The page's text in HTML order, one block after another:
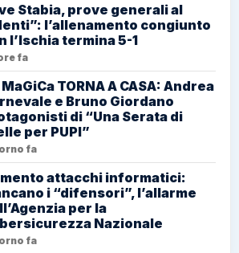
Stabia, prove generali al
l’allenamento congiunto
l’Ischia termina 5-1
fa
MaGiCa TORNA A CASA: Andrea
e Bruno Giordano
di “Una Serata di
per PUPI”
fa
attacchi informatici:
i “difensori”, l’allarme
per la
Nazionale
fa